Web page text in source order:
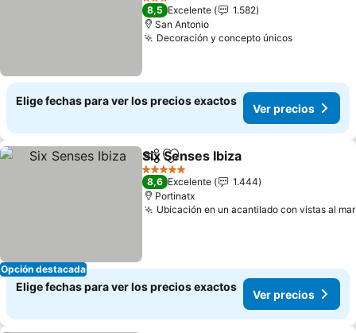
3 Estrellas
8,5 Excelente
1.582
San Antonio
Decoración y concepto únicos
Elige fechas para ver los precios exactos
Ver precios
Opción destacada
CompartirAgregar a favoritos
Six Senses Ibiza
5 Estrellas
8,6 Excelente
1.444
Portinatx
Ubicación en un acantilado con vistas al mar
Elige fechas para ver los precios exactos
Ver precios